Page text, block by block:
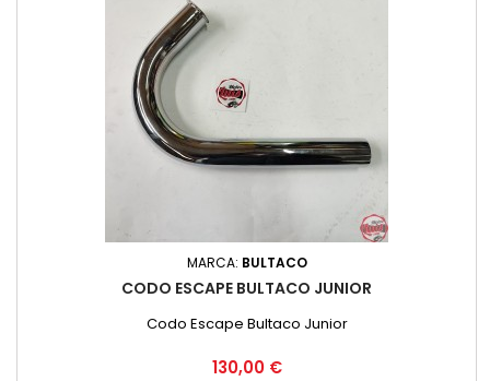
MARCA: BULTACO
CODO ESCAPE BULTACO JUNIOR
Codo Escape Bultaco Junior
Precio
130,00 €